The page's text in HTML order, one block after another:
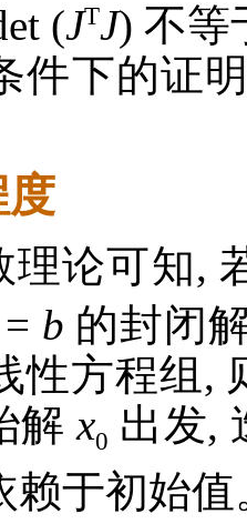
(JTJ) 不等
件下的证
度
理论可知,
= b 的封闭
性方程组,
解x0 出发,
赖于初始值